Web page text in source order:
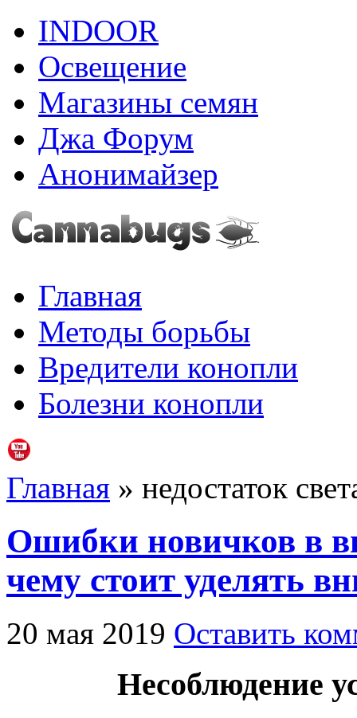
INDOOR
Освещение
Магазины семян
Джа Форум
Анонимайзер
Главная
Методы борьбы
Вредители конопли
Болезни конопли
Главная » недостаток
Ошибки новичков в
чему стоит уделять
20 мая 2019 Оставить
Несоблюдение